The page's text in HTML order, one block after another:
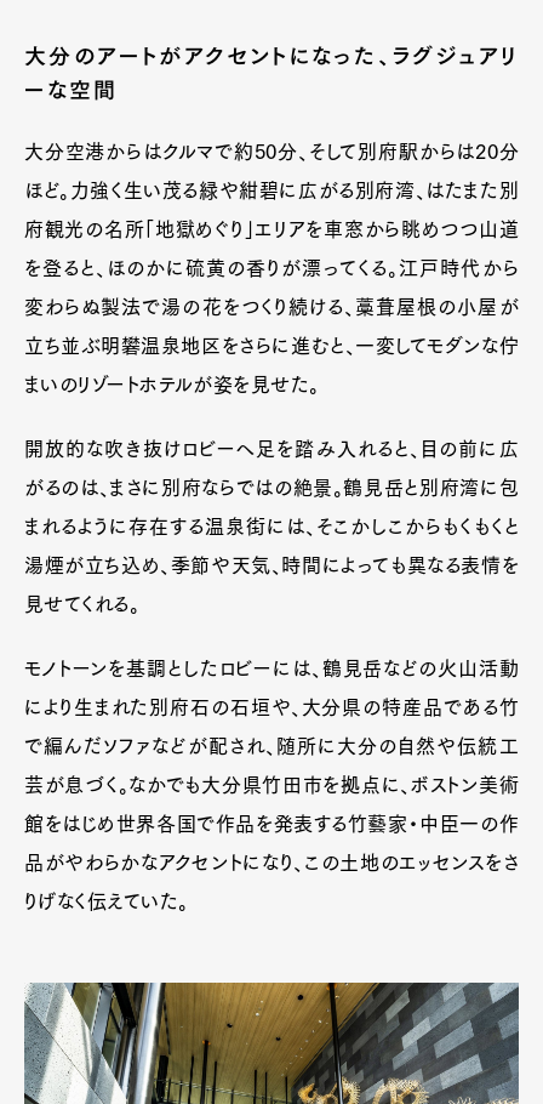
Contact
Pen Meet
Pen international Pen tw
大分のアートがアクセントになった、ラグジュアリ
ーな空間
大分空港からはクルマで約50分、そして別府駅からは20分
ほど。力強く生い茂る緑や紺碧に広がる別府湾、はたまた別
府観光の名所「地獄めぐり」エリアを車窓から眺めつつ山道
を登ると、ほのかに硫黄の香りが漂ってくる。江戸時代から
変わらぬ製法で湯の花をつくり続ける、藁葺屋根の小屋が
立ち並ぶ明礬温泉地区をさらに進むと、一変してモダンな佇
まいのリゾートホテルが姿を見せた。
開放的な吹き抜けロビーへ足を踏み入れると、目の前に広
がるのは、まさに別府ならではの絶景。鶴見岳と別府湾に包
まれるように存在する温泉街には、そこかしこからもくもくと
湯煙が立ち込め、季節や天気、時間によっても異なる表情を
見せてくれる。
モノトーンを基調としたロビーには、鶴見岳などの火山活動
により生まれた別府石の石垣や、大分県の特産品である竹
で編んだソファなどが配され、随所に大分の自然や伝統工
芸が息づく。なかでも大分県竹田市を拠点に、ボストン美術
館をはじめ世界各国で作品を発表する竹藝家・中臣一の作
品がやわらかなアクセントになり、この土地のエッセンスをさ
りげなく伝えていた。